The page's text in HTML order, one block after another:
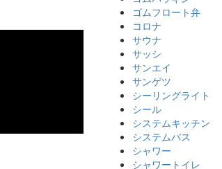
ゴムフロート弁
コロナ
サウナ
サッシ
サンエイ
サンゲツ
シーリングライト
シール
システムキッチン
システムバス
シャワー
シャワートイレ